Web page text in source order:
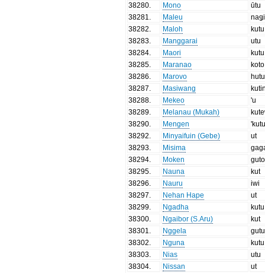
38280
Mono
ūtu
38281
Maleu
38282
Maloh
kutu
38283
Manggarai
utu
38284
Maori
kutu
38285
Maranao
koto
38286
Marovo
hutu
38287
Masiwang
38288
Mekeo
'u
38289
Melanau (Mukah)
38290
Mengen
38292
Minyaifuin (Gebe)
ut
38293
Misima
38294
Moken
38295
Nauna
kut
38296
Nauru
iwi
38297
Nehan Hape
ut
38299
Ngadha
kutu
38300
Ngaibor (S.Aru)
kut
38301
Nggela
gutu
38302
Nguna
kutu
38303
Nias
utu
38304
Nissan
ut